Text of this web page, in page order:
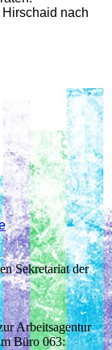
nach
Sekretariat der
Arbeitsagentur
Büro 063: